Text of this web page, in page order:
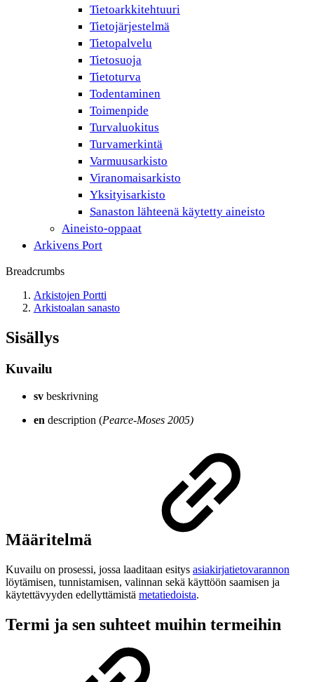
Tietoarkkitehtuuri
Tietojärjestelmä
Tietopalvelu
Tietosuoja
Tietoturva
Todentaminen
Toimenpide
Turvaluokitus
Turvamerkintä
Varmuusarkisto
Viranomaisarkisto
Yksityisarkisto
Sanaston lähteenä käytetty aineisto
Aineisto-oppaat
Arkivens Port
Breadcrumbs
Arkistojen Portti
Arkistoalan sanasto
Sisällys
Kuvailu
sv beskrivning
en description (Pearce-Moses 2005)
Määritelmä
Kuvailu on prosessi, jossa laaditaan esitys asiakirjatietovarannon
löytämisen, tunnistamisen, valinnan sekä käyttöön saamisen ja
käytettävyyden edellyttämistä metatiedoista.
Termi ja sen suhteet muihin termeihin